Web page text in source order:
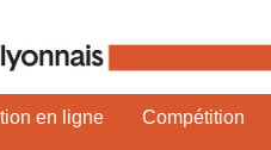
en ligne Compétition